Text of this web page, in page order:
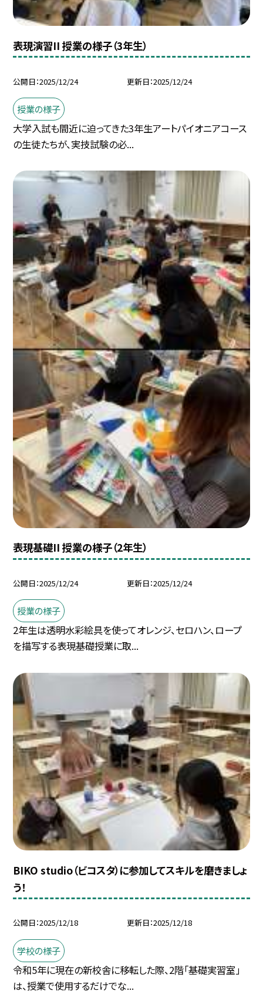
表現演習II 授業の様子（3年生）
公開日 2025/12/24 更新日 2025/12/24
授業の様子
大学入試も間近に迫ってきた3年生アートパイオニアコース
の生徒たちが、実技試験の必...
表現基礎II 授業の様子（2年生）
公開日 2025/12/24 更新日 2025/12/24
授業の様子
2年生は透明水彩絵具を使ってオレンジ、セロハン、ロープ
を描写する表現基礎授業に取...
BIKO studio（ビコスタ）に参加してスキルを磨きましょ
う！
公開日 2025/12/18 更新日 2025/12/18
学校の様子
令和5年に現在の新校舎に移転した際、2階「基礎実習室」
は、授業で使用するだけでな...